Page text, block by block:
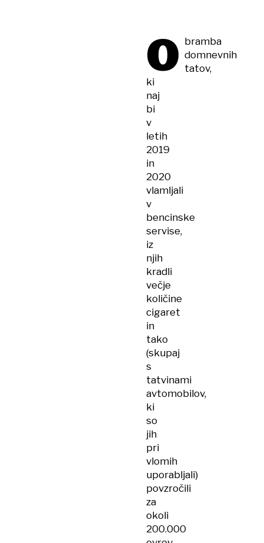
O bramba
domnevnih
tatov,
ki
naj
bi
v
letih
2019
in
2020
vlamljali
v
bencinske
servise,
iz
njih
kradli
večje
količine
cigaret
in
tako
(skupaj
s
tatvinami
avtomobilov,
ki
so
jih
pri
vlomih
uporabljali)
povzročili
za
okoli
200.000